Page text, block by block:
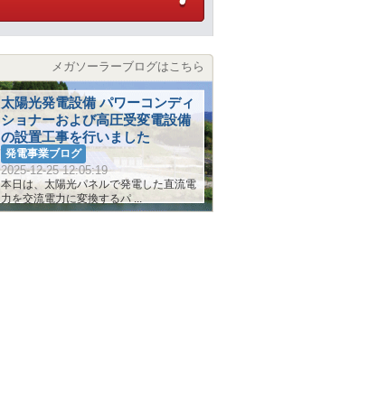
メガソーラーブログはこちら
太陽光発電設備 パワーコンディ
ショナーおよび高圧受変電設備
の設置工事を行いました
発電事業ブログ
2025-12-25 12:05:19
本日は、太陽光パネルで発電した直流電
力を交流電力に変換するパ ...